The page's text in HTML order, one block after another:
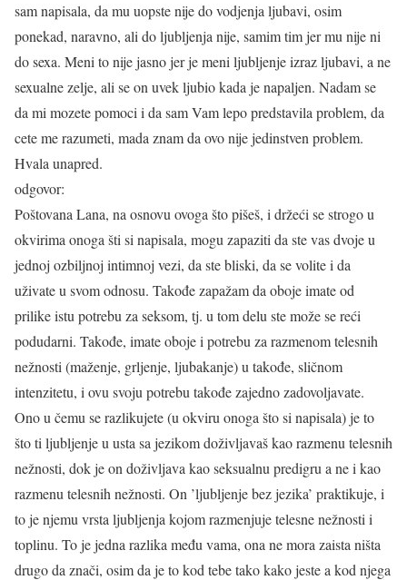
sam napisala, da mu uopste nije do vodjenja ljubavi, osim
ponekad, naravno, ali do ljubljenja nije, samim tim jer mu nije ni
do sexa. Meni to nije jasno jer je meni ljubljenje izraz ljubavi, a ne
sexualne zelje, ali se on uvek ljubio kada je napaljen. Nadam se
da mi mozete pomoci i da sam Vam lepo predstavila problem, da
cete me razumeti, mada znam da ovo nije jedinstven problem.
Hvala unapred.
odgovor:
Poštovana Lana, na osnovu ovoga što pišeš, i držeći se strogo u
okvirima onoga šti si napisala, mogu zapaziti da ste vas dvoje u
jednoj ozbiljnoj intimnoj vezi, da ste bliski, da se volite i da
uživate u svom odnosu. Takođe zapažam da oboje imate od
prilike istu potrebu za seksom, tj. u tom delu ste može se reći
podudarni. Takođe, imate oboje i potrebu za razmenom telesnih
nežnosti (maženje, grljenje, ljubakanje) u takođe, sličnom
intenzitetu, i ovu svoju potrebu takođe zajedno zadovoljavate.
Ono u čemu se razlikujete (u okviru onoga što si napisala) je to
što ti ljubljenje u usta sa jezikom doživljavaš kao razmenu telesnih
nežnosti, dok je on doživljava kao seksualnu predigru a ne i kao
razmenu telesnih nežnosti. On ’ljubljenje bez jezika’ praktikuje, i
to je njemu vrsta ljubljenja kojom razmenjuje telesne nežnosti i
toplinu. To je jedna razlika među vama, ona ne mora zaista ništa
drugo da znači, osim da je to kod tebe tako kako jeste a kod njega